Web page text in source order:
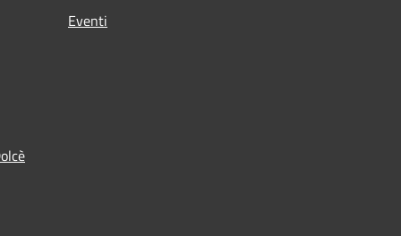
Eventi